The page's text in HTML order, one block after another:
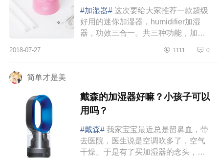
#加湿器# 这次要给大家推荐一款超级
好用的迷你加湿器，humidifier加湿
器，功效三合一。共三种功能，加
侣。外观：这款迷你加湿器真的是太
2018-07-27 1111 0
简单才是美
戴森的加湿器好嘛？小孩子可以
用吗？
#戴森# 我家宝宝最近总是留鼻血，带
去医院，医生说是空调吹多了，空气
干燥。于是有了买加湿器的念头，一